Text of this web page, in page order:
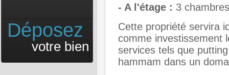
Déposez
votre bien
- A l'étage : 3
Cette propriété servira
comme investissement
services tels que
hammam dans un